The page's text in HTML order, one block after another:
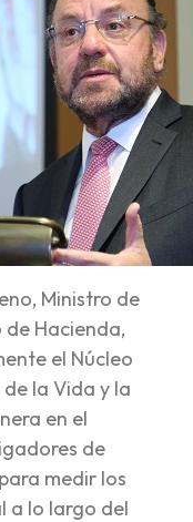
Ministro de
de Hacienda,
el Núcleo
la Vida y la
en el
de
medir los
a lo largo del